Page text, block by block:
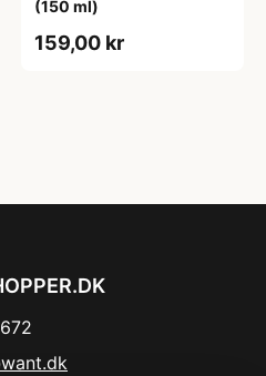
(150 ml)
159,00 kr